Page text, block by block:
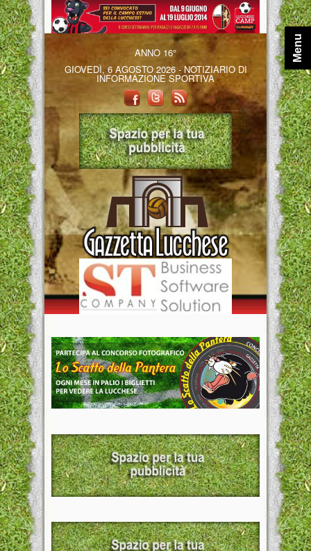
ANNO 16°
GIOVEDÌ, 6 AGOSTO 2026 - NOTIZIARIO DI
INFORMAZIONE SPORTIVA
Menu